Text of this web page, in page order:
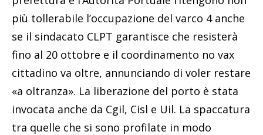
più tollerabile l’occupazione del varco 4 anche
se il sindacato CLPT garantisce che resisterà
fino al 20 ottobre e il coordinamento no vax
cittadino va oltre, annunciando di voler restare
«a oltranza». La liberazione del porto è stata
invocata anche da Cgil, Cisl e Uil. La spaccatura
tra quelle che si sono profilate in modo